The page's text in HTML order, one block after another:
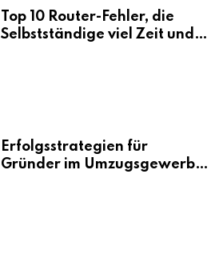
Top 10 Router-Fehler, die
Selbstständige viel Zeit und
Erfolgsstrategien für
Gründer im Umzugsgewerbe